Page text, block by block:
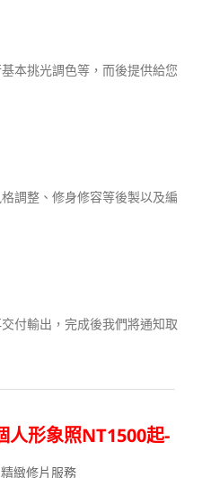
本挑光調色等，而後提供給您
調整、修身修容等後製以及編
付輸出，完成後我們將通知取
形象照NT1500起-
緻修片服務